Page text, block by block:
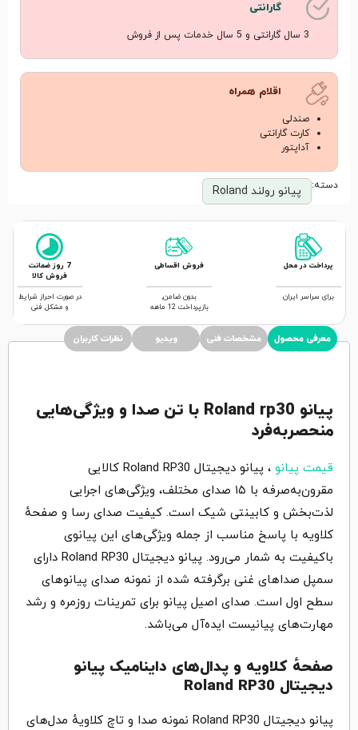
گارانتی
3 سال گارانتی و 5 سال خدمات پس از فروش
اقلام همراه
صندلی
کارت گارانتی
آداپتور
دسته: پیانو رولند Roland
پرداخت در محل
برای سراسر ایران
فروش اقساطی
بدون ضامن,
بازپرداخت 12 ماهه
7 روز ضمانت
فروش کالا
در صورت احراز شرایط
و مشکل فنی
معرفی محصول مشخصات فنی ویدیو نظرات کاربران
پیانو Roland rp30 با تن صدا و ویژگی‌هایی
منحصربه‌فرد
قیمت پیانو
، پیانو دیجیتال Roland RP30 کالایی
مقرون‌به‌صرفه با ۱۵ صدای مختلف، ویژگی‌های اجرایی
لذت‌بخش و کابینتی شیک است. کیفیت صدای رسا و صفحهٔ
کلاویه با پاسخ مناسب از جمله ویژگی‌های این پیانوی
باکیفیت به شمار می‌رود. پیانو دیجیتال Roland RP30 دارای
سمپل صداهای غنی برگرفته شده از نمونه صدای پیانوهای
سطح اول است. صدای اصیل پیانو برای تمرینات روزمره و رشد
مهارت‌های پیانیست ایده‌آل می‌باشد.
صفحهٔ کلاویه و پدال‌های داینامیک پیانو
دیجیتال Roland RP30
پیانو دیجیتال Roland RP30 نمونه صدا و تاچ کلاویهٔ مدل‌های